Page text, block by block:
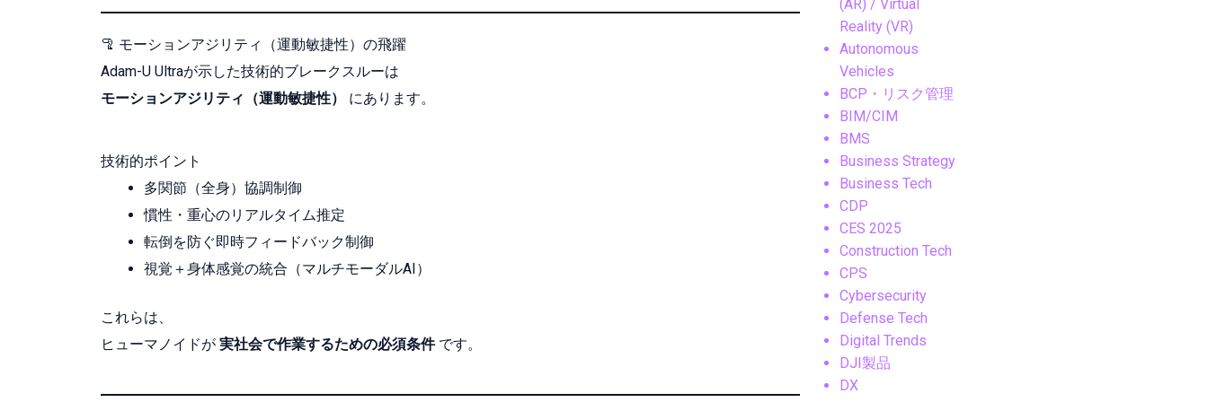
🦿 モーションアジリティ（運動敏捷性）の飛躍
Adam-U Ultraが示した技術的ブレークスルーは
モーションアジリティ（運動敏捷性）
にあります。
技術的ポイント
多関節（全身）協調制御
慣性・重心のリアルタイム推定
転倒を防ぐ即時フィードバック制御
視覚＋身体感覚の統合（マルチモーダルAI）
これらは、
ヒューマノイドが 実社会で作業するための必須条件です。
(AR) / Virtual
Reality (VR)
Autonomous
Vehicles
BCP・リスク管理
BIM/CIM
BMS
Business Strategy
Business Tech
CDP
CES 2025
Construction Tech
CPS
Cybersecurity
Defense Tech
Digital Trends
DJI製品
DX